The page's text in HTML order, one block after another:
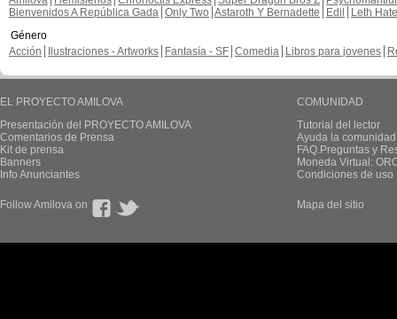
Bienvenidos A República Gada Only Two Astaroth Y Bernadette Edil
Leth Hate
Género
Acción
Ilustraciones - Artworks Fantasía - SF Comedia Libros para jovenes
EL PROYECTO AMILOVA
Presentación del PROYECTO AMILOVA
Comentarios de Prensa
Kit de prensa
Banners
Info Anunciantes
COMUNIDAD
Tutorial del lector
Ayuda la
FAQ.Preguntas y
Moneda Virtual:
Condiciones de uso
Follow Amilova on Mapa del sitio